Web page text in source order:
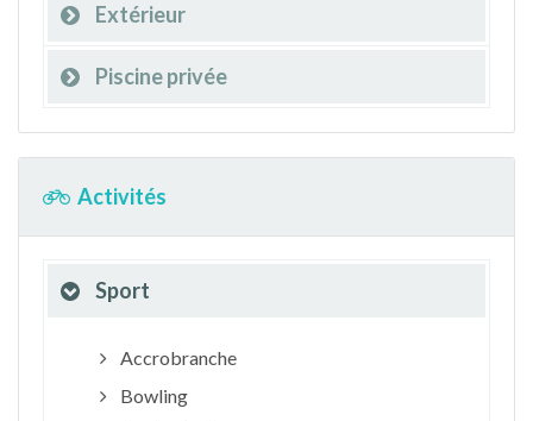
Extérieur
Piscine privée
Activités
Sport
Accrobranche
Bowling